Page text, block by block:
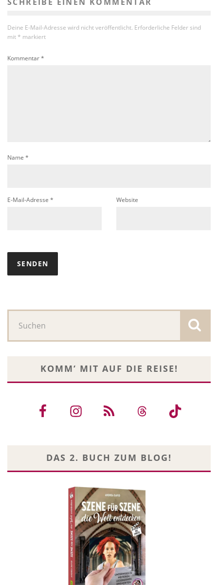
SCHREIBE EINEN KOMMENTAR
Deine E-Mail-Adresse wird nicht veröffentlicht. Erforderliche Felder sind
mit * markiert
Kommentar*
Name *
E-Mail-Adresse * Website
KOMM‘ MIT AUF DIE REISE!
DAS 2. BUCH ZUM BLOG!